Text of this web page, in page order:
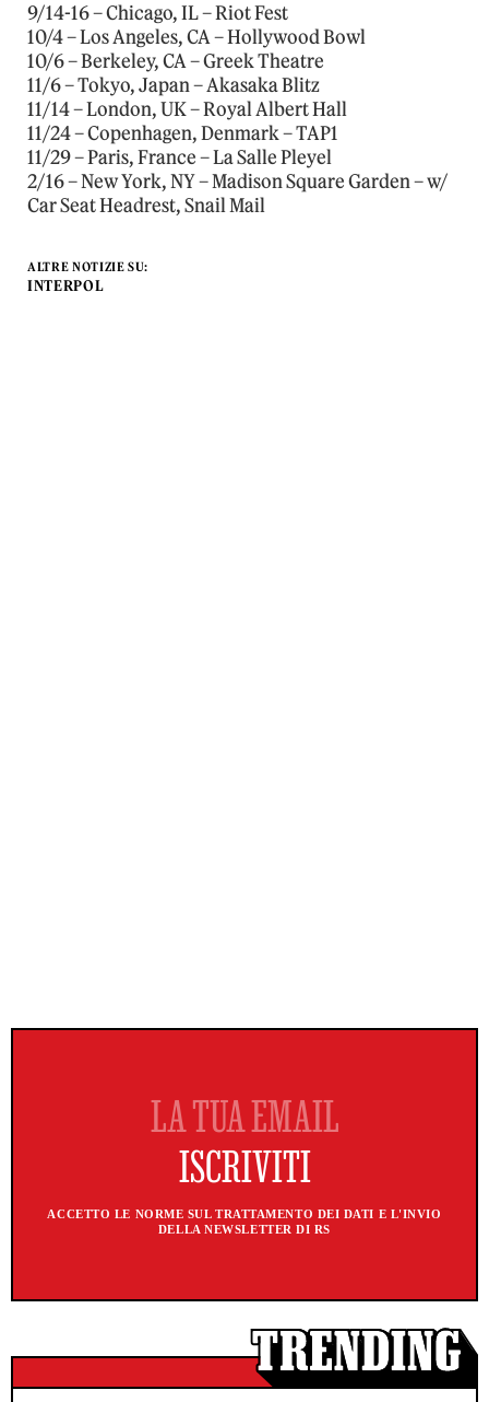
9/14-16 – Chicago, IL – Riot Fest
10/4 – Los Angeles, CA – Hollywood Bowl
10/6 – Berkeley, CA – Greek Theatre
11/6 – Tokyo, Japan – Akasaka Blitz
11/14 – London, UK – Royal Albert Hall
11/24 – Copenhagen, Denmark – TAP1
11/29 – Paris, France – La Salle Pleyel
2/16 – New York, NY – Madison Square Garden – w/
Car Seat Headrest, Snail Mail
ALTRE NOTIZIE SU:
INTERPOL
ACCETTO LE NORME SUL TRATTAMENTO DEI DATI E L'INVIO
DELLA NEWSLETTER DI RS